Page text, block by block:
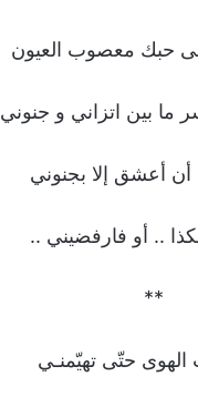
حبك معصوب العيون
ما بين اتزاني و جنوني
أن أعشق إلا بجنوني
.. أو فارفضيني ..
**
الهوى حتّى تهيّمنـي